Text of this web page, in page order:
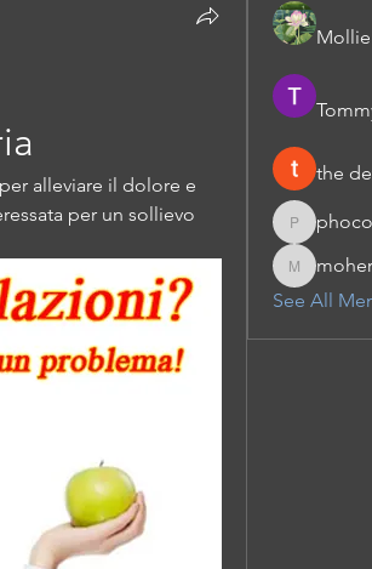
alleviare il dolore e
per un sollievo
the
See All